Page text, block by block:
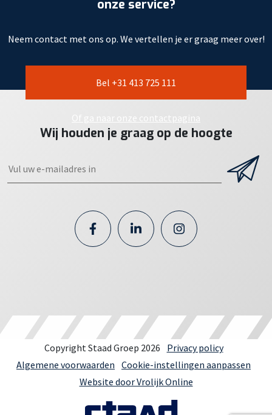
onze service?
Neem contact met ons op. We vertellen je er graag meer over!
Bel +31 413 725 111
Of ga naar onze contactpagina
Wij houden je graag op de hoogte
Copyright Staad Groep 2026
Privacy policy
Algemene voorwaarden Cookie-instellingen aanpassen
Website door Vrolijk Online